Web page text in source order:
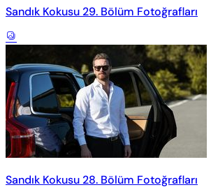
Sandık Kokusu 29. Bölüm Fotoğrafları
Sandık Kokusu 28. Bölüm Fotoğrafları